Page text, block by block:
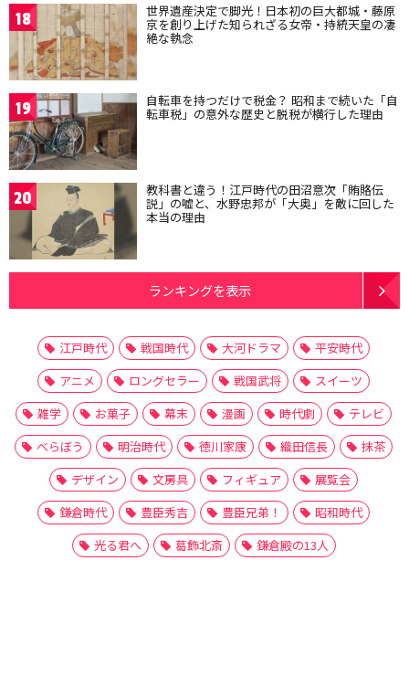
18 世界遺産決定で脚光！日本初の巨大都城・藤原
京を創り上げた知られざる女帝・持統天皇の凄
絶な執念
19 自転車を持つだけで税金？ 昭和まで続いた「自
転車税」の意外な歴史と脱税が横行した理由
20 教科書と違う！江戸時代の田沼意次「賄賂伝
説」の嘘と、水野忠邦が「大奥」を敵に回した
本当の理由
ランキングを表示
江戸時代 戦国時代 大河ドラマ
平安時代
アニメ
ロングセラー 戦国武将
スイーツ
雑学
お菓子 幕末 漫画 時代劇
テレビ
べらぼう
明治時代 徳川家康 織田信長
抹茶
デザイン
文房具 フィギュア
展覧会
鎌倉時代
豊臣秀吉 豊臣兄弟！
昭和時代
光る君へ
葛飾北斎 鎌倉殿の13人